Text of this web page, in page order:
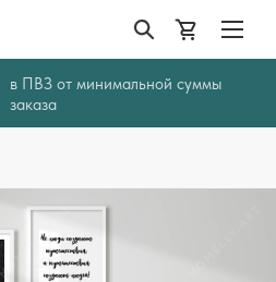
в ПВЗ от минимальной суммы
заказа